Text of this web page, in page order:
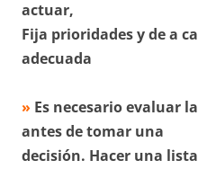
actuar,
Fija prioridades y de a
adecuada
» Es necesario evaluar
antes de tomar una
decisión. Hacer una